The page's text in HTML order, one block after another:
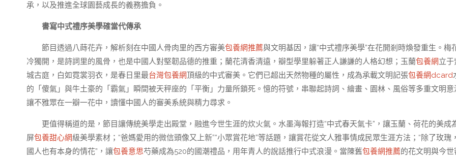
承，以及推進全球園藝成長的義務擔負。
書寫中式禮序美學確當代傳承
節目透過八蒔花卉，解析刻在中國人骨肉里的西方審美包養網推薦與文明基因，讓“中式禮序美學”在花開剎時煥發重生。梅
冷獨開，是詩詞里的風骨，也是中國人對堅韌品德的推重；蘭花清香清遠，瓣型學里躲著正人謙謙的人格幻想；玉蘭包養網立于
城古庭，白如霓裳羽衣，是春日里最台灣包養網頂級的中式審美。它們已超出天然物種的屬性，成為承載文明記張包養網dcard
的「傻氣」與牛土豪的「霸氣」瞬間被天秤座的「平衡」力量所鎖死。憶的符號，串聯起詩詞、繪畫、園林、風俗等多重文明意
讓不雅眾在一瓣一花中，讀懂中國人的審美系統與精力尋求。
更值得稱道的是，節目讓傳統美學走出殿堂，融進今世生涯的炊火氣。水墨海報打造“中式春天氣卡”，讓玉蘭、荷花的美成
屏包養甜心網級美學素材；“爸媽愛用的微信頭像又上新”“小眾賞花地”等話題，讓賞花從文人雅事情成民眾生涯方法；“除了玫瑰
國人也有本身的情花”，讓包養意思芍藥成為520的國潮禮品，用年青人的說話推行中式浪漫。當陳舊包養網推薦的花文明與今世